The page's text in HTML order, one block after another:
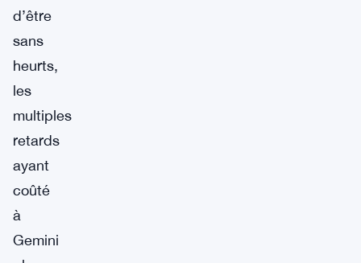
d’être
sans
heurts,
les
multiples
retards
ayant
coûté
à
Gemini